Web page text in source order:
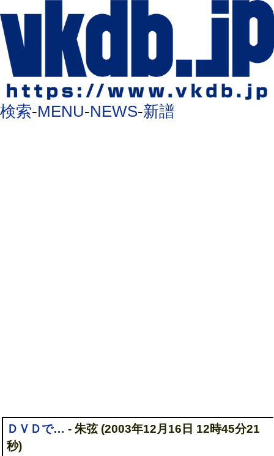
検索-MENU-NEWS-新譜
ＤＶＤで… - 朱弦 (2003年12月16日 12時45分21
秒)